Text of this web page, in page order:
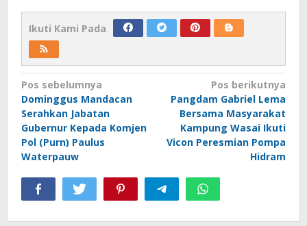
Ikuti Kami Pada
Navigasi
pos
Pos sebelumnya
Dominggus Mandacan
Serahkan Jabatan
Gubernur Kepada Komjen
Pol (Purn) Paulus
Waterpauw
Pos berikutnya
Pangdam Gabriel Lema
Bersama Masyarakat
Kampung Wasai Ikuti
Vicon Peresmian Pompa
Hidram